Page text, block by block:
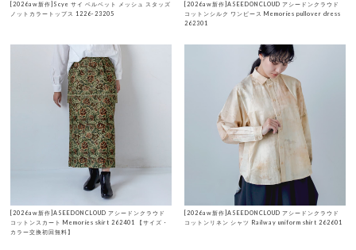
[2026aw新作]Scye サイ ベルベット メッシュ スタッズ
ノットカラートップス 1226-23205
[2026aw新作]ASEEDONCLOUD アシードンクラウド
コットンシルク ワンピース Memories pullover dress
262301
[2026aw新作]ASEEDONCLOUD アシードンクラウド
コットンスカート Memories skirt 262401 【サイズ・
カラー交換初回無料】
[2026aw新作]ASEEDONCLOUD アシードンクラウド
コットンリネン シャツ Railway uniform shirt 262601